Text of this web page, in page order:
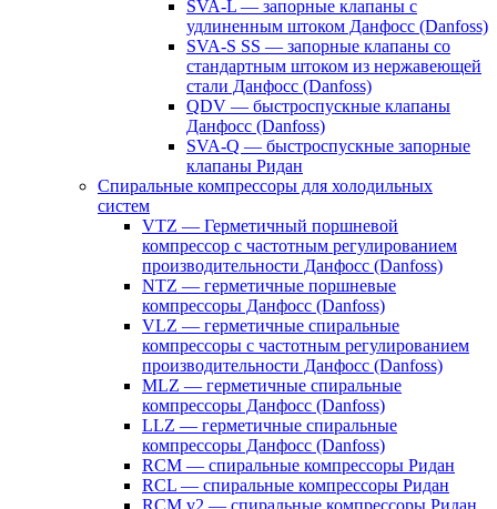
SVA-L — запорные клапаны с
удлиненным штоком Данфосс (Danfoss)
SVA-S SS — запорные клапаны со
стандартным штоком из нержавеющей
стали Данфосс (Danfoss)
QDV — быстроспускные клапаны
Данфосс (Danfoss)
SVA-Q — быстроспускные запорные
клапаны Ридан
Спиральные компрессоры для холодильных
систем
VTZ — Герметичный поршневой
компрессор с частотным регулированием
производительности Данфосс (Danfoss)
NTZ — герметичные поршневые
компрессоры Данфосс (Danfoss)
VLZ — герметичные спиральные
компрессоры с частотным регулированием
производительности Данфосс (Danfoss)
MLZ — герметичные спиральные
компрессоры Данфосс (Danfoss)
LLZ — герметичные спиральные
компрессоры Данфосс (Danfoss)
RCM — спиральные компрессоры Ридан
RCL — спиральные компрессоры Ридан
RCM v2 — спиральные компрессоры Ридан